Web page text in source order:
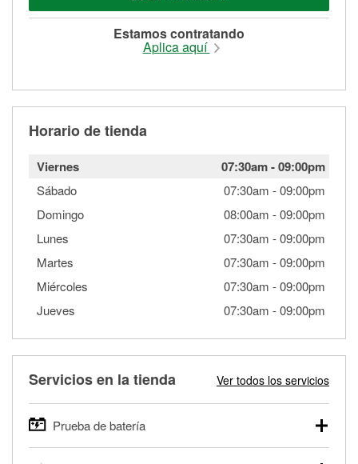
Estamos contratando
Aplica aquí
Horario de tienda
Viernes 07:30am-09:00pm
Sábado 07:30am -09:00pm
Domingo
08:00am -09:00pm
Lunes
07:30am -09:00pm
Martes
07:30am -09:00pm
Miércoles
07:30am -09:00pm
Jueves
07:30am -09:00pm
Servicios en la tienda Ver todos los servicios
Prueba de batería